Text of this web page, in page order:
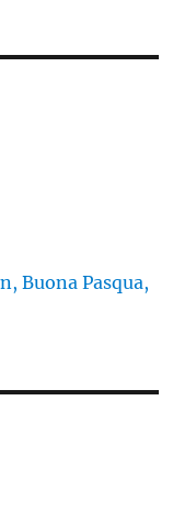
Buona Pasqua,